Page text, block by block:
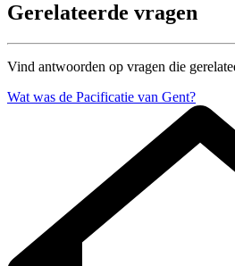
Gerelateerde vragen
Vind antwoorden op vragen die
Wat was de Pacificatie van Gent?